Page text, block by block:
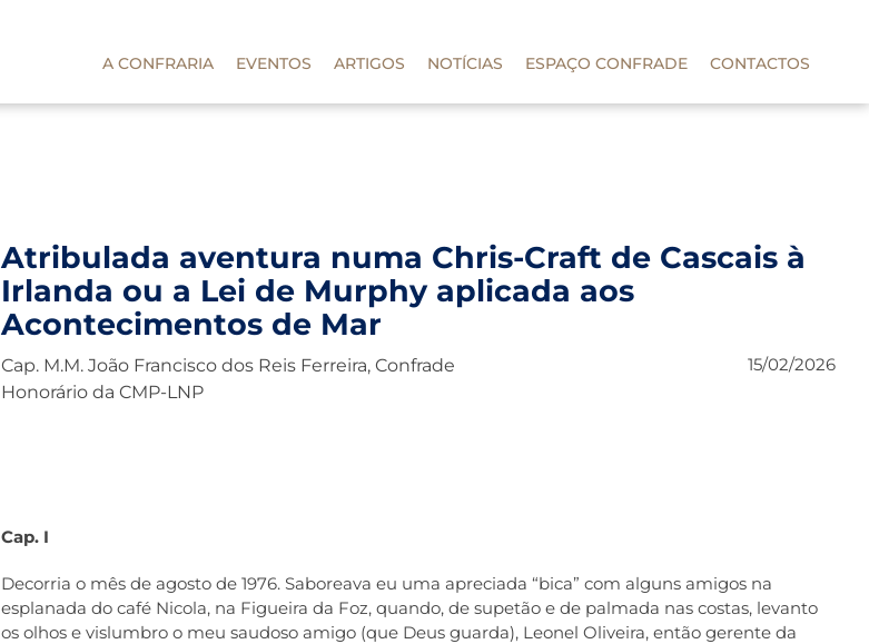
A CONFRARIA EVENTOS ARTIGOS NOTÍCIAS ESPAÇO CONFRADE CONTACTOS
Atribulada aventura numa Chris-Craft de Cascais à
Irlanda ou a Lei de Murphy aplicada aos
Acontecimentos de Mar
Cap. M.M. João Francisco dos Reis Ferreira, Confrade
Honorário da CMP-LNP
15/02/2026
Cap. I
Decorria o mês de agosto de 1976. Saboreava eu uma apreciada “bica” com alguns amigos na
esplanada do café Nicola, na Figueira da Foz, quando, de supetão e de palmada nas costas, levanto
os olhos e vislumbro o meu saudoso amigo (que Deus guarda), Leonel Oliveira, então gerente da